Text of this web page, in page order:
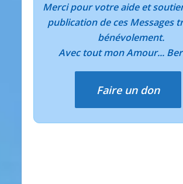
Merci pour votre aide et
publication de ces Messages
bénévolement.
Avec tout mon Amour...
Faire un don